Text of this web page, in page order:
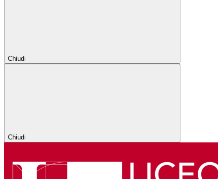
Chiudi
Chiudi